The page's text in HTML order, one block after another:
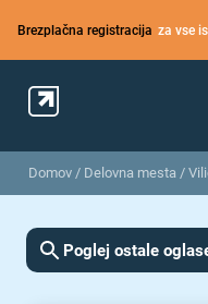
Brezplačna registracija za vse
Domov / Delovna mesta /
Poglej ostale